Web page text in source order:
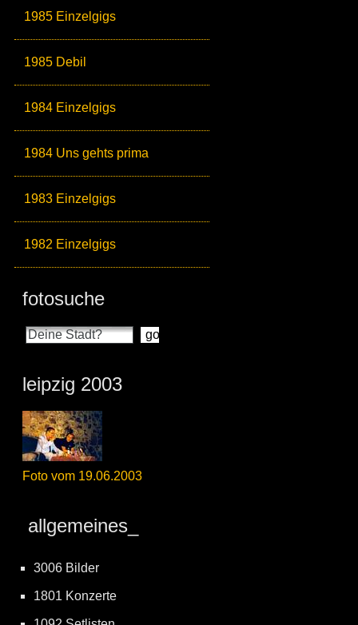
1985 Einzelgigs
1985 Debil
1984 Einzelgigs
1984 Uns gehts prima
1983 Einzelgigs
1982 Einzelgigs
fotosuche
leipzig 2003
Foto vom 19.06.2003
allgemeines_
3006 Bilder
1801 Konzerte